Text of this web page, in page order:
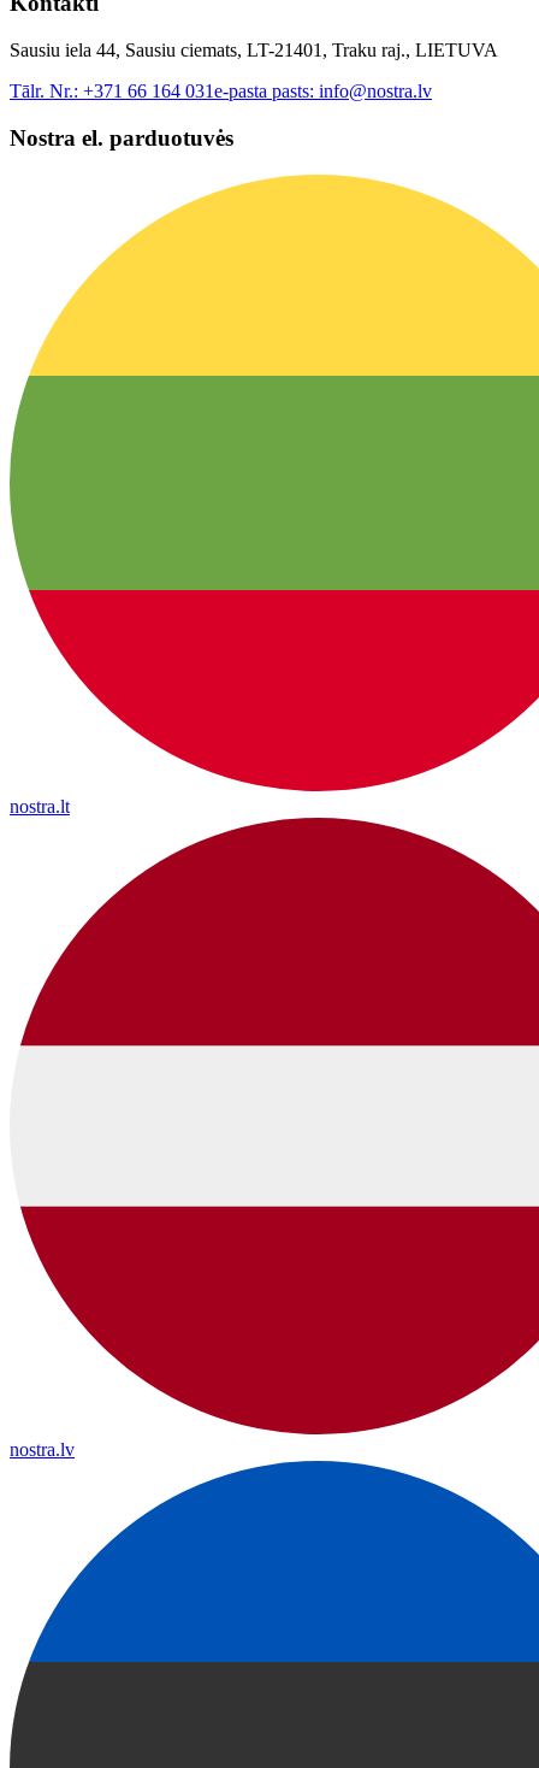
Sausiu iela 44, Sausiu ciemats, LT-21401, Traku raj., LIETUVA
Tālr. Nr.: +371 66 164 031e-pasta pasts: info@nostra.lv
Nostra el. parduotuvės
nostra.lt
nostra.lv